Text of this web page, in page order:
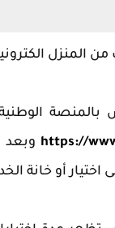
المنزل
الوطنية
https:// وبعد
أو خانة